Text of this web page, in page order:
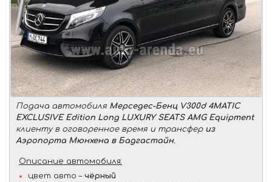
Подача автомобиля Мерседес-Бенц V300d 4MATIC
EXCLUSIVE Edition Long LUXURY SEATS AMG Equipment
клиенту в оговоренное время и трансфер из
Аэропорта Мюнхена в Бадгастайн.
Описание автомобиля:
цвет авто – чёрный